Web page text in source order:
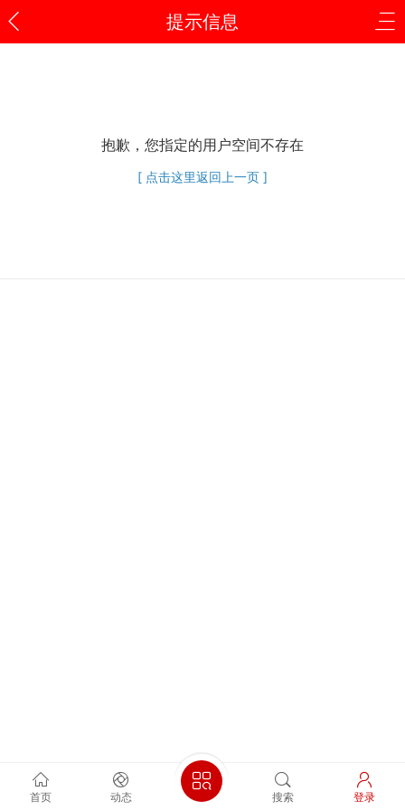
提示信息
抱歉，您指定的用户空间不存在
[ 点击这里返回上一页 ]
首页 动态 搜索 登录